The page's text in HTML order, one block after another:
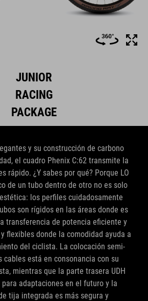
JUNIOR
RACING
PACKAGE
y su construcción de carbono
el cuadro Phenix C:62 transmite la
rápido. ¿Y sabes por qué? Porque LO
de un tubo dentro de otro no es solo
los perfiles cuidadosamente
son rígidos en las áreas donde es
transferencia de potencia eficiente y
flexibles donde la comodidad ayuda a
del ciclista. La colocación semi-
cables está en consonancia con su
mientras que la parte trasera UDH
adaptaciones en el futuro y la
tija integrada es más segura y